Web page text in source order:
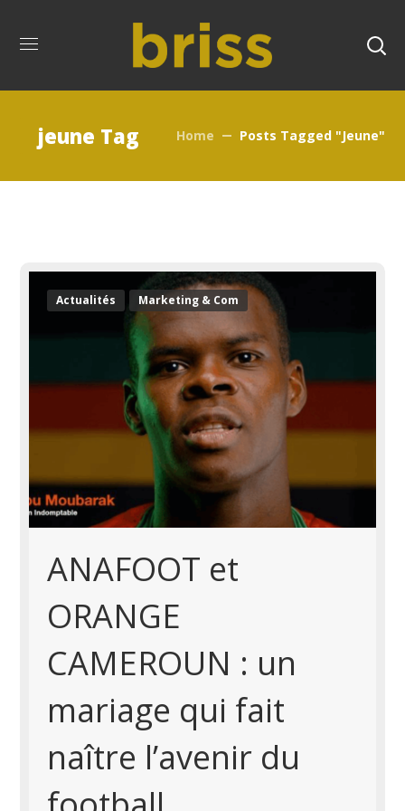
jeune Tag Home Posts Tagged "jeune"
Actualités Marketing & Com
ANAFOOT et
ORANGE
CAMEROUN : un
mariage qui fait
naître l’avenir du